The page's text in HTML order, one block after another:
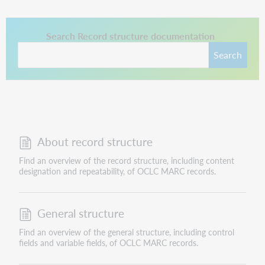
Search Record structure documentation
Search
This link opens in a new tab.
About record structure
Find an overview of the record structure, including content
designation and repeatability, of OCLC MARC records.
General structure
Find an overview of the general structure, including control
fields and variable fields, of OCLC MARC records.